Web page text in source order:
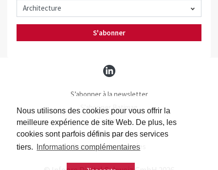
Nous utilisons des cookies pour vous offrir la
meilleure expérience de site Web. De plus, les
cookies sont parfois définis par des services
tiers.
Informations complémentaires
S'abonner
S’abonner à la newsletter
S’abonner Batimag
Contact
Impressum
Protection des données